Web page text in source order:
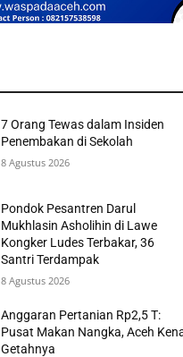
7 Orang Tewas dalam Insiden
Penembakan di Sekolah
8 Agustus 2026
Pondok Pesantren Darul
Mukhlasin Asholihin di Lawe
Kongker Ludes Terbakar, 36
Santri Terdampak
8 Agustus 2026
Anggaran Pertanian Rp2,5 T:
Pusat Makan Nangka, Aceh
Getahnya